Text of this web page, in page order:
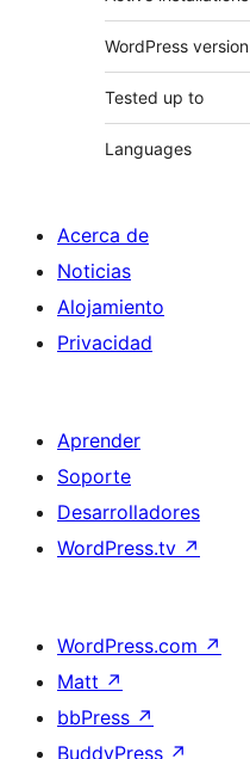
WordPress version
Tested up to
Languages
Acerca de
Noticias
Alojamiento
Privacidad
Aprender
Soporte
Desarrolladores
WordPress.tv ↗
WordPress.com ↗
Matt ↗
bbPress ↗
BuddyPress ↗